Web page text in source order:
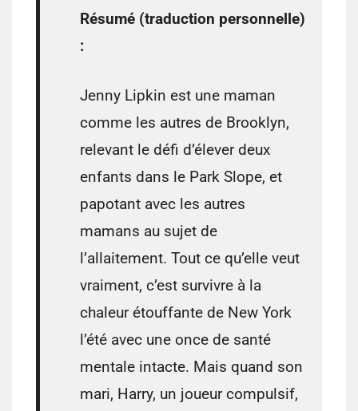
Résumé (traduction personnelle)
:
Jenny Lipkin est une maman
comme les autres de Brooklyn,
relevant le défi d’élever deux
enfants dans le Park Slope, et
papotant avec les autres
mamans au sujet de
l’allaitement. Tout ce qu’elle veut
vraiment, c’est survivre à la
chaleur étouffante de New York
l’été avec une once de santé
mentale intacte. Mais quand son
mari, Harry, un joueur compulsif,